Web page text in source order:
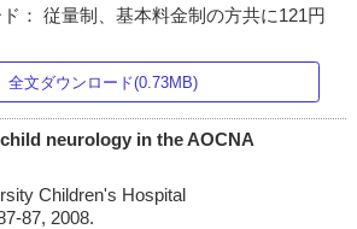
： 従量制、基本料金制の方共に121円
全文ダウンロード(0.73MB)
neurology in the AOCNA
Children's Hospital
87, 2008.